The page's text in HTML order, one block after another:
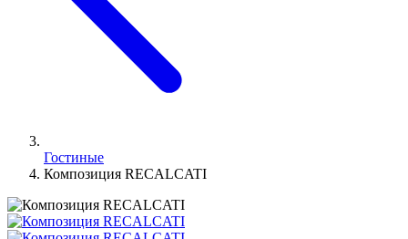
Гостиные
Композиция RECALCATI